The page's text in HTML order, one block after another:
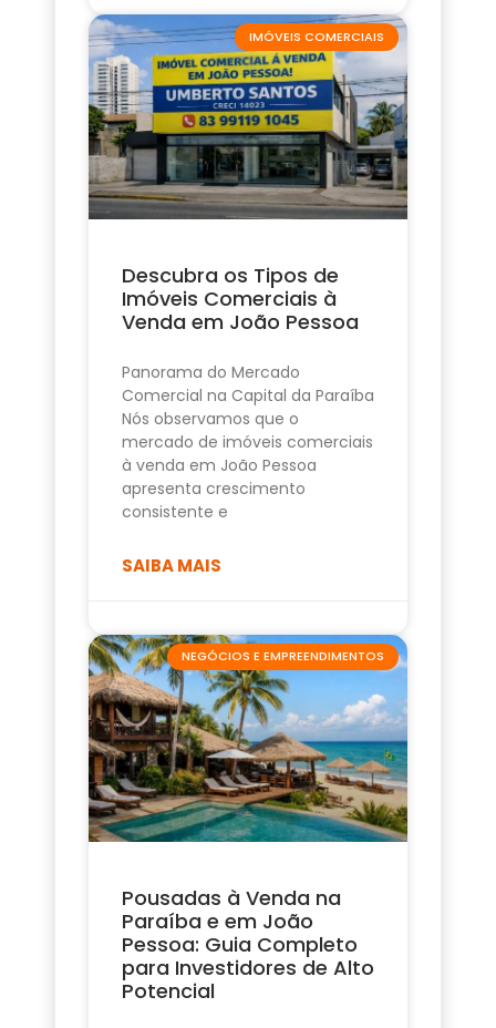
IMÓVEIS COMERCIAIS
Descubra os Tipos de
Imóveis Comerciais à
Venda em João Pessoa
Panorama do Mercado
Comercial na Capital da Paraíba
Nós observamos que o
mercado de imóveis comerciais
à venda em João Pessoa
apresenta crescimento
consistente e
SAIBA MAIS
NEGÓCIOS E EMPREENDIMENTOS
Pousadas à Venda na
Paraíba e em João
Pessoa: Guia Completo
para Investidores de Alto
Potencial